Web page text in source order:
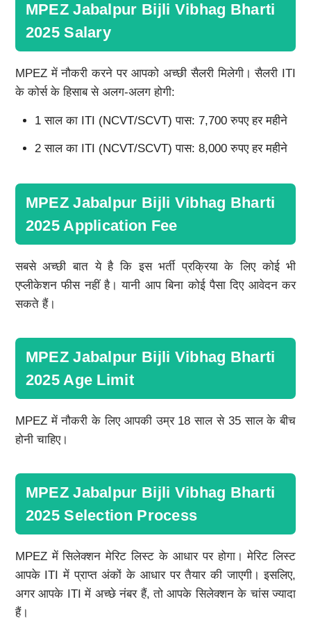
MPEZ Jabalpur Bijli Vibhag Bharti
2025 Salary
MPEZ में नौकरी करने पर आपको अच्छी सैलरी मिलेगी। सैलरी ITI
के कोर्स के हिसाब से अलग-अलग होगी:
1 साल का ITI (NCVT/SCVT) पास: 7,700 रुपए हर महीने
2 साल का ITI (NCVT/SCVT) पास: 8,000 रुपए हर महीने
MPEZ Jabalpur Bijli Vibhag Bharti
2025 Application Fee
सबसे अच्छी बात ये है कि इस भर्ती प्रक्रिया के लिए कोई भी
एप्लीकेशन फीस नहीं है। यानी आप बिना कोई पैसा दिए आवेदन कर
सकते हैं।
MPEZ Jabalpur Bijli Vibhag Bharti
2025 Age Limit
MPEZ में नौकरी के लिए आपकी उम्र 18 साल से 35 साल के बीच
होनी चाहिए।
MPEZ Jabalpur Bijli Vibhag Bharti
2025 Selection Process
MPEZ में सिलेक्शन मेरिट लिस्ट के आधार पर होगा। मेरिट लिस्ट
आपके ITI में प्राप्त अंकों के आधार पर तैयार की जाएगी। इसलिए,
अगर आपके ITI में अच्छे नंबर हैं, तो आपके सिलेक्शन के चांस ज्यादा
हैं।